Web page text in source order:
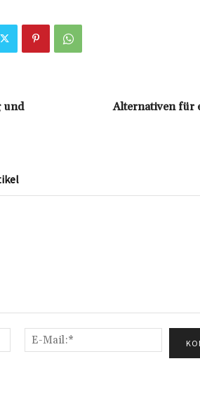
und
Alternativen für
Name:*
Mail:*